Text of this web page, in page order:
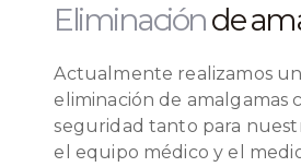
Eliminaciónde
Actualmente realizamos
eliminación de amalgamas
seguridad tanto para
el equipo médico y el